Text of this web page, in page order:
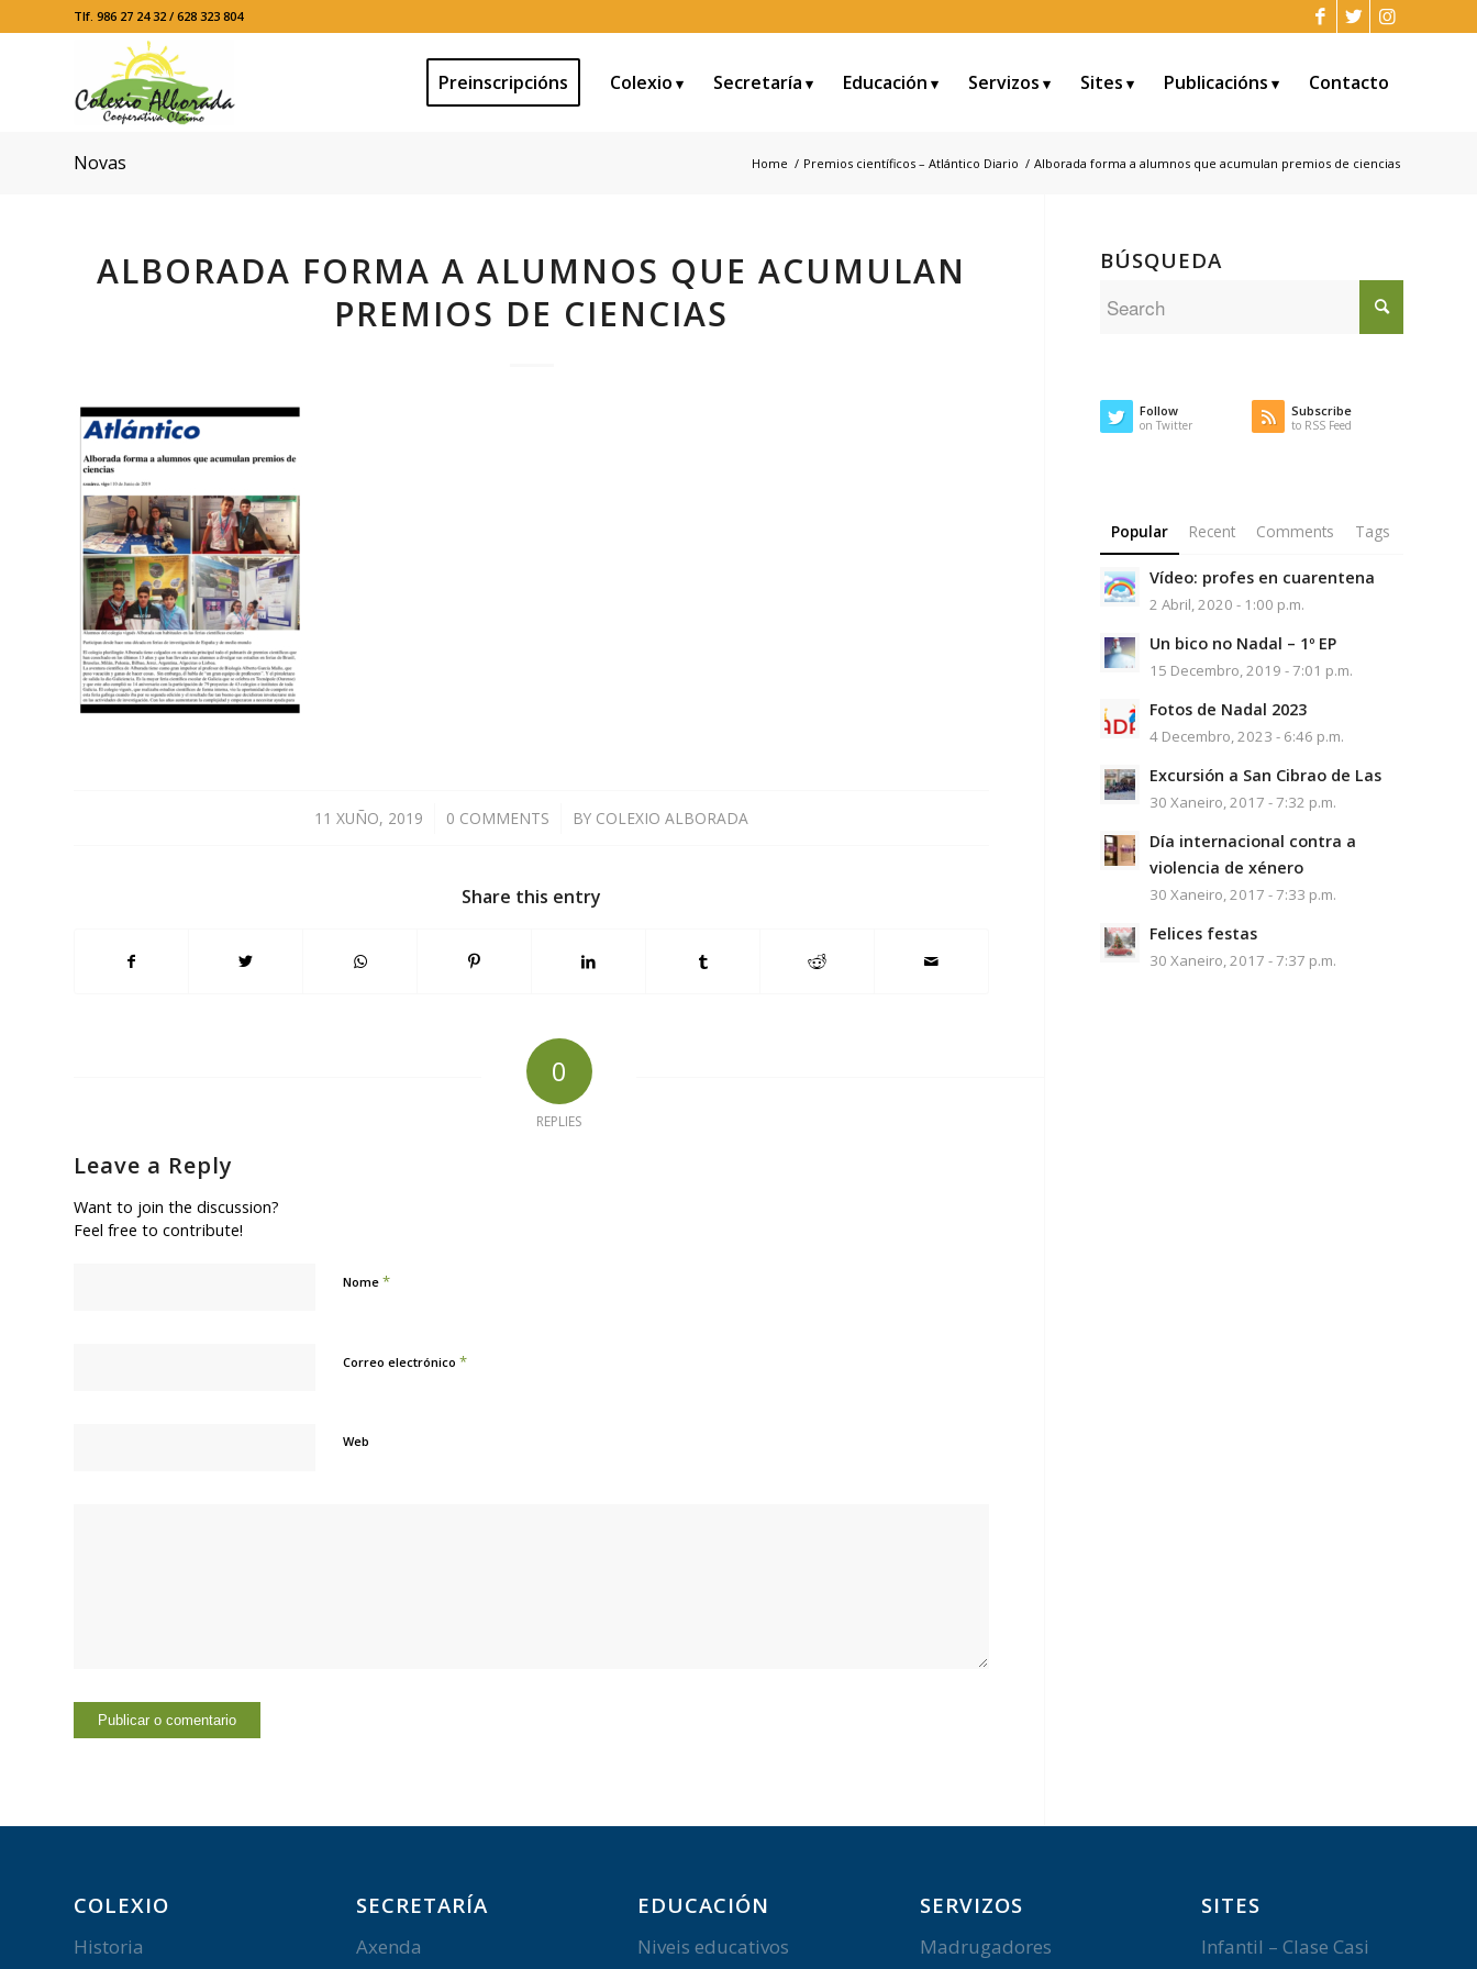
Tlf. 986 27 24 32 / 628 323 804
Preinscripcións Colexio Secretaría Educación Servizos Sites Publicacións Contacto
Novas Home / Premios científicos – Atlántico Diario / Alborada forma a alumnos que acumulan premios de ciencias
ALBORADA FORMA A ALUMNOS QUE ACUMULAN
PREMIOS DE CIENCIAS
11 XUÑO, 2019
/ 0 COMMENTS
/ BY COLEXIO ALBORADA
Share this entry
0
REPLIES
Leave a Reply
Want to join the discussion?
Feel free to contribute!
Nome *
Correo electrónico *
Web
BÚSQUEDA
Follow
on Twitter
Subscribe
to RSS Feed
Popular Recent Comments Tags
Vídeo: profes en cuarentena
2 Abril, 2020 - 1:00 p.m.
Un bico no Nadal – 1º EP
15 Decembro, 2019 - 7:01 p.m.
Fotos de Nadal 2023
4 Decembro, 2023 - 6:46 p.m.
Excursión a San Cibrao de Las
30 Xaneiro, 2017 - 7:32 p.m.
Día internacional contra a
violencia de xénero
30 Xaneiro, 2017 - 7:33 p.m.
Felices festas
30 Xaneiro, 2017 - 7:37 p.m.
COLEXIO
Historia
SECRETARÍA
Axenda
EDUCACIÓN
Niveis educativos
SERVIZOS
Madrugadores
SITES
Infantil – Clase Casi